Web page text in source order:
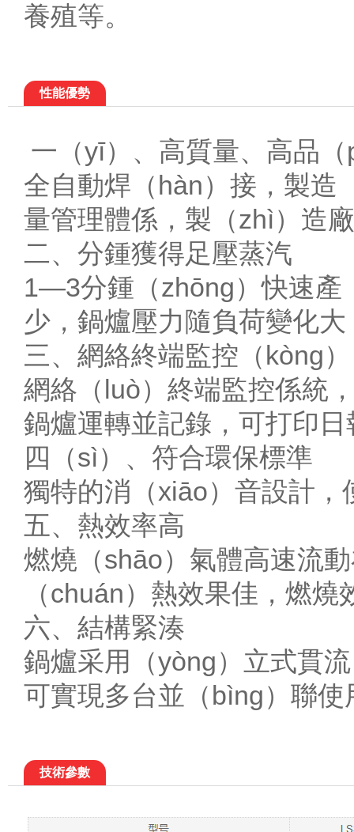
養殖等。
性能優勢
一（yī）、高質量、高品
全自動焊（hàn）接，製造
量管理體係，製（zhì）造
二、分鍾獲得足壓蒸汽
1—3分鍾（zhōng）快速產
少，鍋爐壓力隨負荷變化
三、網絡終端監控（kòng）
網絡（luò）終端監控係統
鍋爐運轉並記錄，可打印
四（sì）、符合環保標準
獨特的消（xiāo）音設計，
五、熱效率高
燃燒（shāo）氣體高速流
（chuán）熱效果佳，燃
六、結構緊湊
鍋爐采用（yòng）立式貫
可實現多台並（bìng）聯使
技術參數